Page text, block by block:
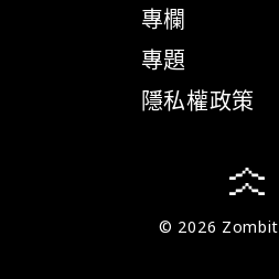
專欄
專題
隱私權政策
© 2026